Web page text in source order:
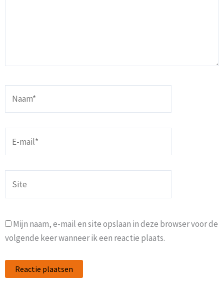
mail*
Mijn naam, e-mail en site opslaan in deze browser voor de
volgende keer wanneer ik een reactie plaats.